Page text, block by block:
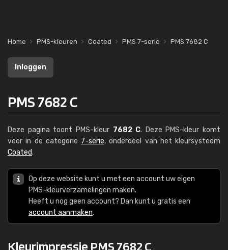
Home PMS-kleuren Coated PMS 7-serie PMS 7682 C
Inloggen
PMS 7682 C
Deze pagina toont PMS-kleur 7682 C. Deze PMS-kleur komt
voor in de categorie 7-serie, onderdeel van het kleursysteem
Coated.
Op deze website kunt u met een account uw eigen
PMS-kleurverzamelingen maken.
Heeft u nog geen account? Dan kunt u gratis een
account aanmaken.
Kleurimpressie PMS 7682 C